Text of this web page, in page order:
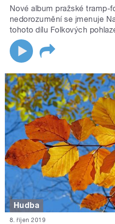
Nové album pražské tramp-
nedorozumění se jmenuje
tohoto dílu Folkových
Hudba
8. říjen 2019